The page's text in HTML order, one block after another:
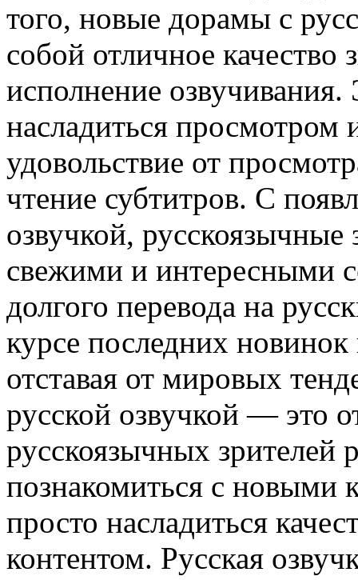
того, новые дорамы с
собой отличное качество
исполнение озвучивания.
насладиться просмотром
удовольствие от
чтение субтитров. С
озвучкой, русскоязычные
свежими и интересными
долгого перевода на
курсе последних
отставая от мировых
русской озвучкой — это
русскоязычных зрителей
познакомиться с новыми
просто насладиться
контентом. Русская